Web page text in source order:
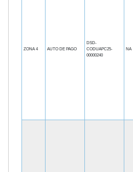
ZONA 4 AUTO DE PAGO
DSD-
CODUAPC25-
00000240
NA